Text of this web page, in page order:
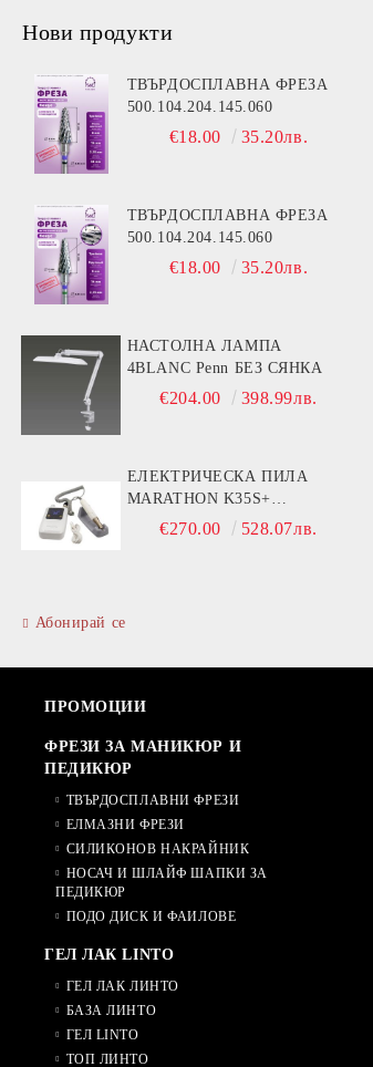
Нови продукти
ТВЪРДОСПЛАВНА ФРЕЗА
500.104.204.145.060
€18.00 35.20лв.
ТВЪРДОСПЛАВНА ФРЕЗА
500.104.204.145.060
€18.00 35.20лв.
НАСТОЛНА ЛАМПА
4BLANC Penn БЕЗ СЯНКА
€204.00 398.99лв.
ЕЛЕКТРИЧЕСКА ПИЛА
MARATHON K35S+
РЪКОХВАТКА BS30S- 30000
€270.00 528.07лв.
Абонирай се
ПРОМОЦИИ
ФРЕЗИ ЗА МАНИКЮР И
ПЕДИКЮР
ТВЪРДОСПЛАВНИ ФРЕЗИ
ЕЛМАЗНИ ФРЕЗИ
СИЛИКОНОВ НАКРАЙНИК
НОСАЧ И ШЛАЙФ ШАПКИ ЗА
ПЕДИКЮР
ПОДО ДИСК И ФАИЛОВЕ
ГЕЛ ЛАК LINTO
ГЕЛ ЛАК ЛИНТО
БАЗА ЛИНТО
ГЕЛ LINTO
ТОП ЛИНТО